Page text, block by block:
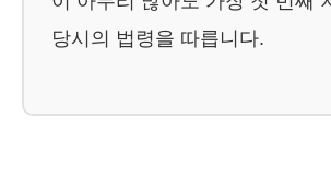
당시의 법령을 따릅니다.